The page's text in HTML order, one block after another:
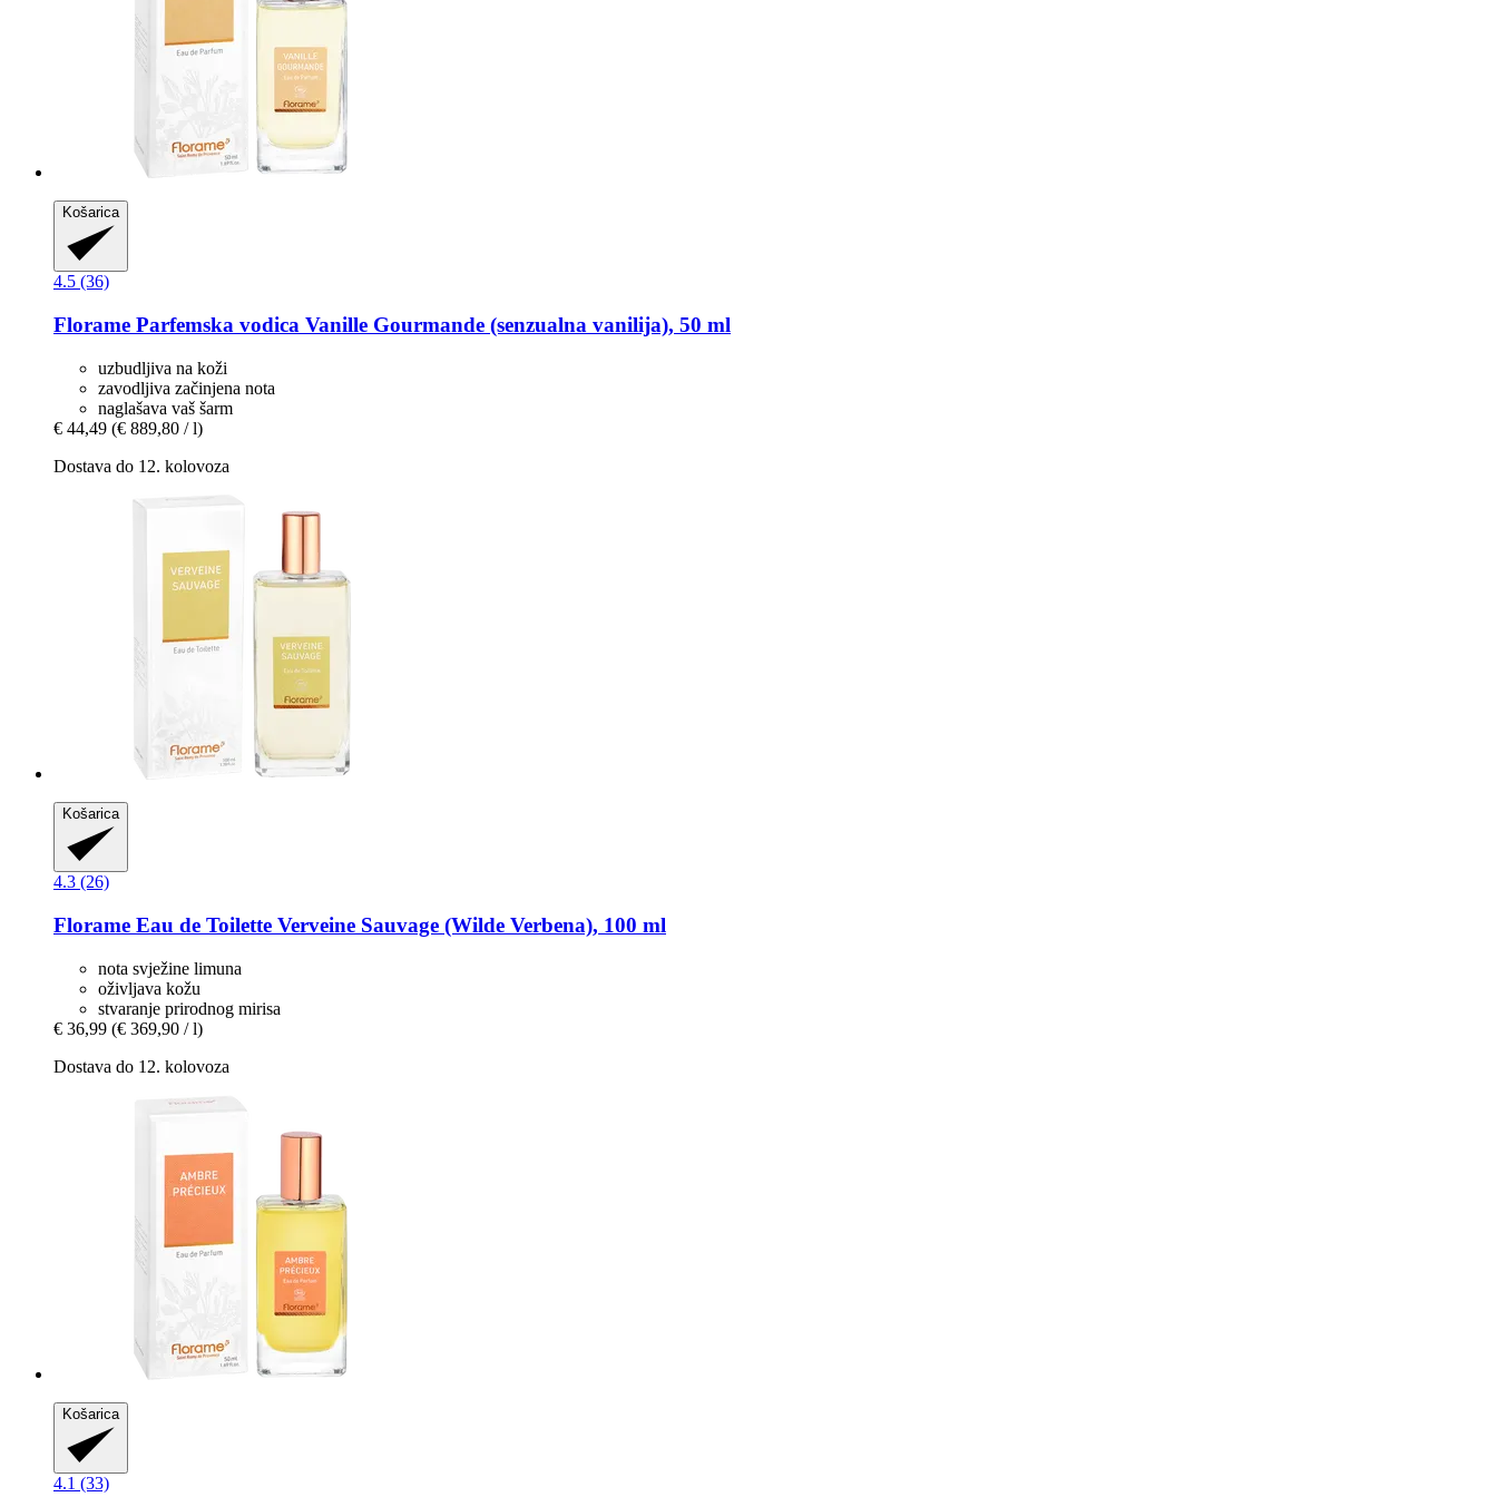
Košarica
4.5 (36)
Florame Parfemska vodica Vanille Gourmande (senzualna vanilija), 50 ml
uzbudljiva na koži
zavodljiva začinjena nota
naglašava vaš šarm
€ 44,49 (€ 889,80 / l)
Dostava do 12. kolovoza
Košarica
4.3 (26)
Florame Eau de Toilette Verveine Sauvage (Wilde Verbena), 100 ml
nota svježine limuna
oživljava kožu
stvaranje prirodnog mirisa
€ 36,99 (€ 369,90 / l)
Dostava do 12. kolovoza
Košarica
4.1 (33)